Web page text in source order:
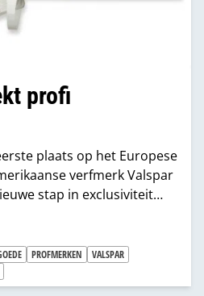
profi
plaats op het Europese
verfmerk Valspar
stap in exclusiviteit
PROFMERKEN
VALSPAR